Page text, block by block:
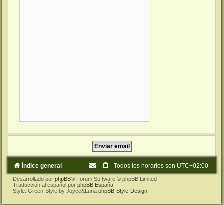
Índice general Todos los horarios son UTC+02:00
Desarrollado por phpBB® Forum Software © phpBB Limited
Traducción al español por phpBB España
Style: Green-Style by Joyce&Luna phpBB-Style-Design